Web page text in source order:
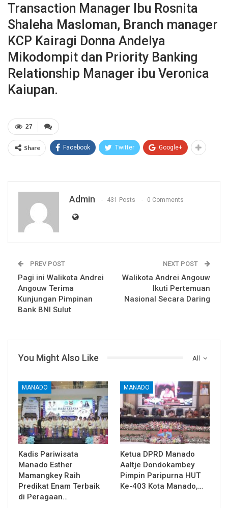
Transaction Manager Ibu Rosnita
Shaleha Masloman, Branch manager
KCP Kairagi Donna Andelya
Mikodompit dan Priority Banking
Relationship Manager ibu Veronica
Kaiupan.
27
Share Facebook Twitter Google+
Admin 431 Posts 0 Comments
PREV POST
Pagi ini Walikota Andrei
Angouw Terima
Kunjungan Pimpinan
Bank BNI Sulut
NEXT POST
Walikota Andrei Angouw
Ikuti Pertemuan
Nasional Secara Daring
All
You Might Also Like
MANADO
Kadis Pariwisata
Manado Esther
Mamangkey Raih
Predikat Enam Terbaik
di Peragaan…
MANADO
Ketua DPRD Manado
Aaltje Dondokambey
Pimpin Paripurna HUT
Ke-403 Kota Manado,…